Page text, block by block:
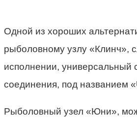
Одной из хороших
рыболовному узлу «Клинч»,
исполнении, универсальный
соединения, под названием
Рыболовный узел «Юни»,